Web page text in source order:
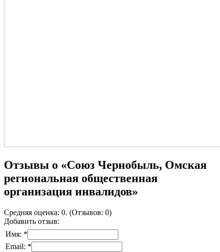
Отзывы о «Союз Чернобыль, Омская
региональная общественная
организация инвалидов»
Средняя оценка: 0. (Отзывов: 0)
Добавить отзыв:
Имя: *
Email: *